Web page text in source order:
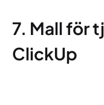
7. Mall för
ClickUp